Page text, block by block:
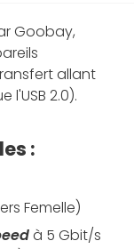
Goobay,
allant
l'USB 2.0).
:
Femelle)
à 5 Gbit/s